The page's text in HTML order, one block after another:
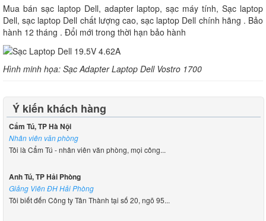
Mua bán sạc laptop Dell, adapter laptop, sạc máy tính, Sạc laptop
Dell, sạc laptop Dell chất lượng cao, sạc laptop Dell chính hãng . Bảo
hành 12 tháng . Đổi mới trong thời hạn bảo hành
Hình minh họa: Sạc Adapter Laptop Dell Vostro 1700
Ý kiến khách hàng
Cẩm Tú, TP Hà Nội
Nhân viên văn phòng
Tôi là Cẩm Tú - nhân viên văn phòng, mọi công...
Anh Tú, TP Hải Phòng
Giảng Viên ĐH Hải Phòng
Tôi biết đến Công ty Tân Thành tại số 20, ngõ 95...